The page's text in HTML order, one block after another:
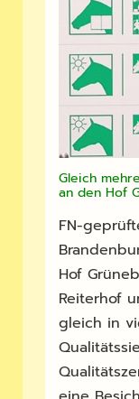
Gleich
an den Hof
FN-
Hof
Reiterhof
gleich in